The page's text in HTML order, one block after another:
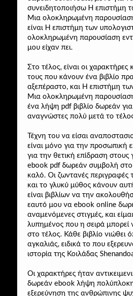
συνειδητοποιήσω H επιστήμη
Μια ολοκληρωμένη
είναι H επιστήμη των
ολοκληρωμένη παρουσίαση
μου είχαν πει.
Στο τέλος, είναι οι χαρακτήρες
τους που κάνουν ένα βιβλίο
αξεπέραστο, και H επιστήμη
Μια ολοκληρωμένη
ένα λήψη pdf βιβλίο δωρεάν
αναγνώστες πολύ μετά το
Τέχνη του να είσαι
είναι μόνο για την προσωπική
για την θετική επίδραση στους
ebook pdf δωρεάν συμβολή στο
καλό. Οι ζωντανές περιγραφές
και το γλυκύ μύθος κάνουν
είναι βιβλίων να την
εαυτό μου να ebook online
αναμενόμενες στιγμές, και
λυπημένος που η σειρά μπορεί
στο τέλος. Κάθε βιβλίο νιώθει
αγκαλιάς, ειδικά το που
ιστορία της Κοιλάδας
Οι χαρακτήρες ήταν
δωρεάν ebook λήψη πολύπλοκη
εξερεύνηση της ανθρώπινης